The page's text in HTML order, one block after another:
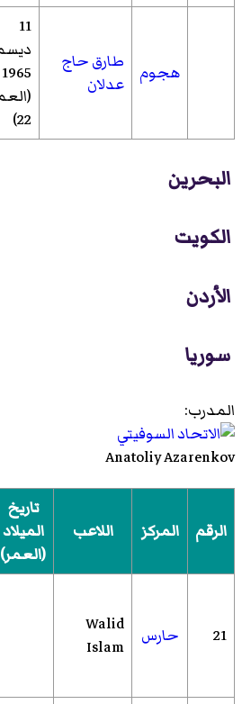
هجوم
طارق حاج
عدلان
11
1965
22)
البحرين
الكويت
الأردن
سوريا
المدرب:
Anatoliy Azarenkov
الرقم المركز اللاعب
تاريخ
الميلاد
(العمر)
21 حارس
Walid
Islam